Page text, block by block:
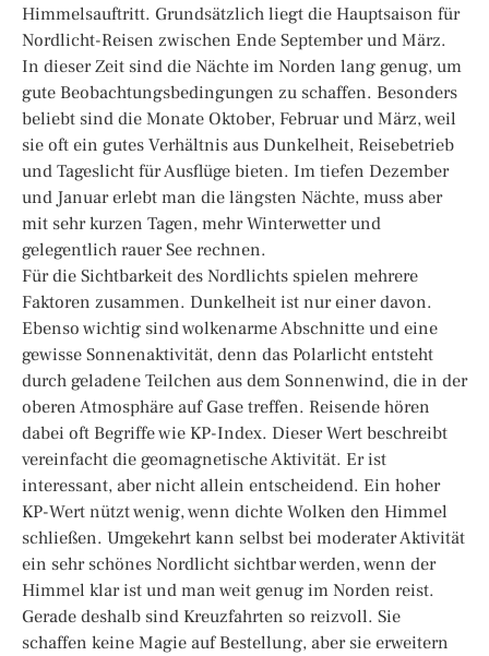
Himmelsauftritt. Grundsätzlich liegt die Hauptsaison für
Nordlicht-Reisen zwischen Ende September und März.
In dieser Zeit sind die Nächte im Norden lang genug, um
gute Beobachtungsbedingungen zu schaffen. Besonders
beliebt sind die Monate Oktober, Februar und März, weil
sie oft ein gutes Verhältnis aus Dunkelheit, Reisebetrieb
und Tageslicht für Ausflüge bieten. Im tiefen Dezember
und Januar erlebt man die längsten Nächte, muss aber
mit sehr kurzen Tagen, mehr Winterwetter und
gelegentlich rauer See rechnen.
Für die Sichtbarkeit des Nordlichts spielen mehrere
Faktoren zusammen. Dunkelheit ist nur einer davon.
Ebenso wichtig sind wolkenarme Abschnitte und eine
gewisse Sonnenaktivität, denn das Polarlicht entsteht
durch geladene Teilchen aus dem Sonnenwind, die in der
oberen Atmosphäre auf Gase treffen. Reisende hören
dabei oft Begriffe wie KP-Index. Dieser Wert beschreibt
vereinfacht die geomagnetische Aktivität. Er ist
interessant, aber nicht allein entscheidend. Ein hoher
KP-Wert nützt wenig, wenn dichte Wolken den Himmel
schließen. Umgekehrt kann selbst bei moderater Aktivität
ein sehr schönes Nordlicht sichtbar werden, wenn der
Himmel klar ist und man weit genug im Norden reist.
Gerade deshalb sind Kreuzfahrten so reizvoll. Sie
schaffen keine Magie auf Bestellung, aber sie erweitern